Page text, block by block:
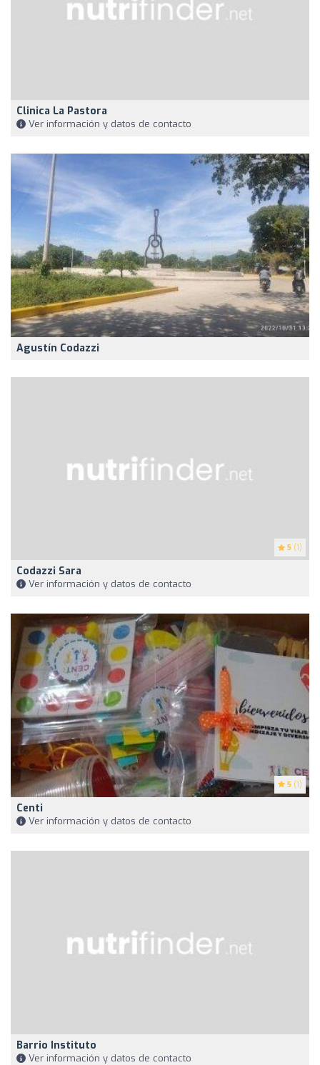
Clinica La Pastora
Ver información y datos de contacto
Agustín Codazzi
5 (1)
Codazzi Sara
Ver información y datos de contacto
5 (1)
Centi
Ver información y datos de contacto
Barrio Instituto
Ver información y datos de contacto